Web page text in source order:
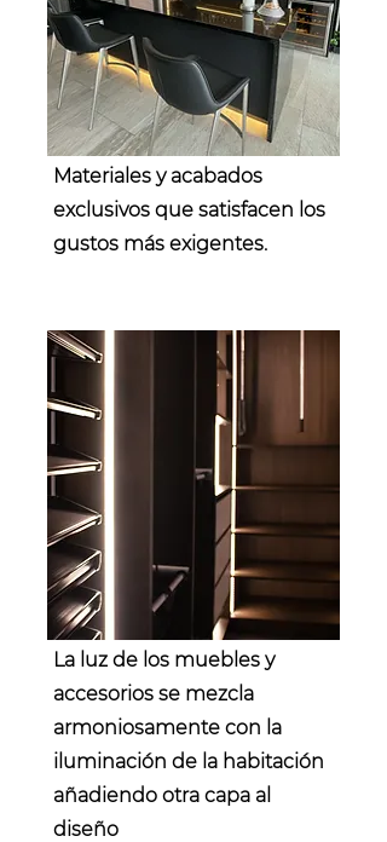
Service Name
Materiales y acabados
exclusivos que satisfacen los
gustos más exigentes.
Service Name
La luz de los muebles y
accesorios se mezcla
armoniosamente con la
iluminación de la habitación
añadiendo otra capa al
diseño